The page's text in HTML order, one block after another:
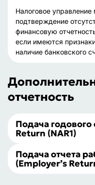
Налоговое
подтверждение
финансовую
если имеются
наличие банковского
отчетность
Подача годового
Return (NAR1)
Подача отчета
(Employer’s